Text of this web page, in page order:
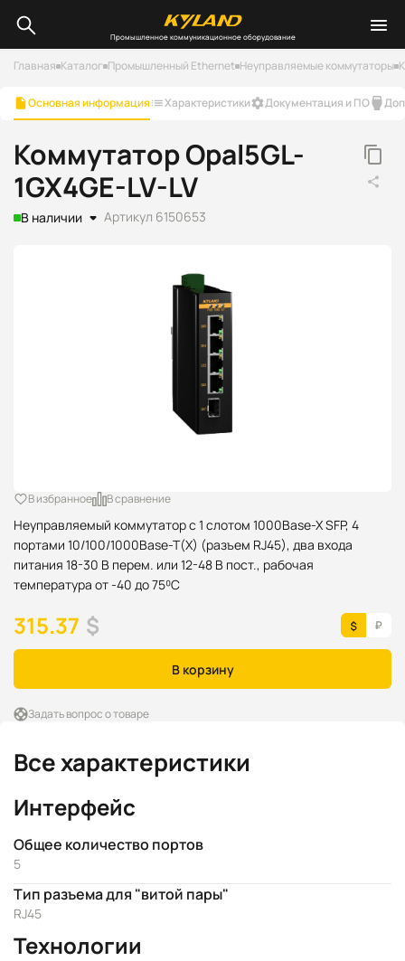
Промышленное коммуникационное оборудование
Главная Каталог Промышленный Ethernet Неуправляемые коммутаторы
Основная информация Характеристики Документация и ПО
Коммутатор Opal5GL-
1GX4GE-LV-LV
В наличии Артикул 6150653
Неуправляемый коммутатор c 1 слотом 1000Base-X SFP, 4
портами 10/100/1000Base-T(X) (разъем RJ45), два входа
питания 18-30 В перем. или 12-48 В пост., рабочая
температура от -40 до 75⁰C
В избранное В сравнение
315.37 $
В корзину
Задать вопрос о товаре
Все характеристики
Интерфейс
Общее количество портов
5
Тип разъема для "витой пары"
RJ45
Технологии